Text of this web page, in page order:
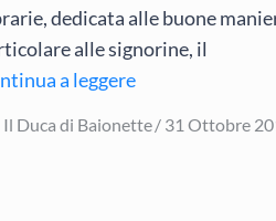
dedicata alle buone
alle signorine, il
a leggere
Il Duca di Baionette
Posted
31 Ottobre